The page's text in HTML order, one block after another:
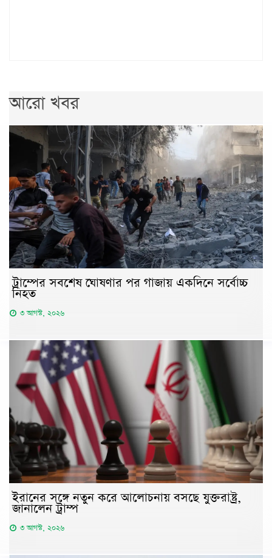
আরো খবর
ট্রাম্পের সবশেষ ঘোষণার পর গাজায় একদিনে সর্বোচ্চ
নিহত
৩ আগস্ট, ২০২৬
ইরানের সঙ্গে নতুন করে আলোচনায় বসছে যুক্তরাষ্ট্র,
জানালেন ট্রাম্প
৩ আগস্ট, ২০২৬